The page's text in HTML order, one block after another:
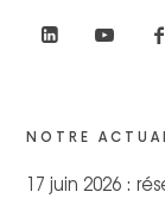
NOTRE
17 juin 2026 :